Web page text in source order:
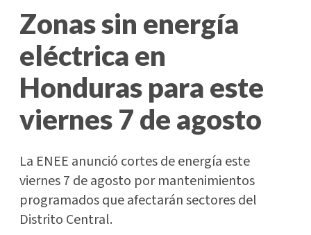
Zonas sin energía
eléctrica en
Honduras para este
viernes 7 de agosto
La ENEE anunció cortes de energía este
viernes 7 de agosto por mantenimientos
programados que afectarán sectores del
Distrito Central.